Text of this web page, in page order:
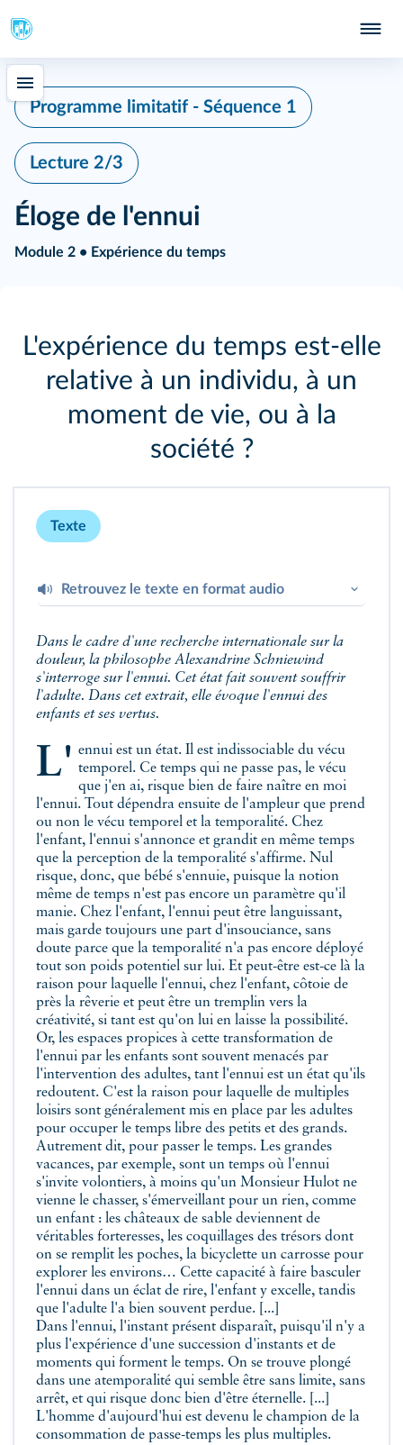
Programme limitatif - Séquence 1
Lecture 2/3
Éloge de l'ennui
Module 2 • Expérience du temps
L'expérience du temps est‑elle
relative à un individu, à un
moment de vie, ou à la
société ?
Texte
Retrouvez le texte en format audio
Alexandrine Schniewind « Temporalités
douloureuses et le vécu de l'ennui ».
Dans le cadre d'une recherche internationale sur la
douleur, la philosophe Alexandrine Schniewind
s'interroge sur l'ennui. Cet état fait souvent souffrir
l'adulte. Dans cet extrait, elle évoque l'ennui des
enfants et ses vertus.
L'ennui est un état. Il est indissociable du vécu temporel. Ce temps qui ne passe pas, le vécu
que j'en ai, risque bien de faire naître en moi
l'ennui. Tout dépendra ensuite de l'ampleur que prend
ou non le vécu temporel et la temporalité. Chez
l'enfant, l'ennui s'annonce et grandit en même temps
que la perception de la temporalité s'affirme. Nul
risque, donc, que bébé s'ennuie, puisque la notion
même de temps n'est pas encore un paramètre qu'il
manie. Chez l'enfant, l'ennui peut être languissant,
mais garde toujours une part d'insouciance, sans
doute parce que la temporalité n'a pas encore déployé
tout son poids potentiel sur lui. Et peut-être est-ce là la
raison pour laquelle l'ennui, chez l'enfant, côtoie de
près la rêverie et peut être un tremplin vers la
créativité, si tant est qu'on lui en laisse la possibilité.
Or, les espaces propices à cette transformation de
l'ennui par les enfants sont souvent menacés par
l'intervention des adultes, tant l'ennui est un état qu'ils
redoutent. C'est la raison pour laquelle de multiples
loisirs sont généralement mis en place par les adultes
pour occuper le temps libre des petits et des grands.
Autrement dit, pour passer le temps. Les grandes
vacances, par exemple, sont un temps où l'ennui
s'invite volontiers, à moins qu'un Monsieur Hulot ne
vienne le chasser, s'émerveillant pour un rien, comme
un enfant : les châteaux de sable deviennent de
véritables forteresses, les coquillages des trésors dont
on se remplit les poches, la bicyclette un carrosse pour
explorer les environs… Cette capacité à faire basculer
l'ennui dans un éclat de rire, l'enfant y excelle, tandis
que l'adulte l'a bien souvent perdue. [...]
Dans l'ennui, l'instant présent disparaît, puisqu'il n'y a
plus l'expérience d'une succession d'instants et de
moments qui forment le temps. On se trouve plongé
dans une atemporalité qui semble être sans limite, sans
arrêt, et qui risque donc bien d'être éternelle. [...]
L'homme d'aujourd'hui est devenu le champion de la
consommation de passe-temps les plus multiples.